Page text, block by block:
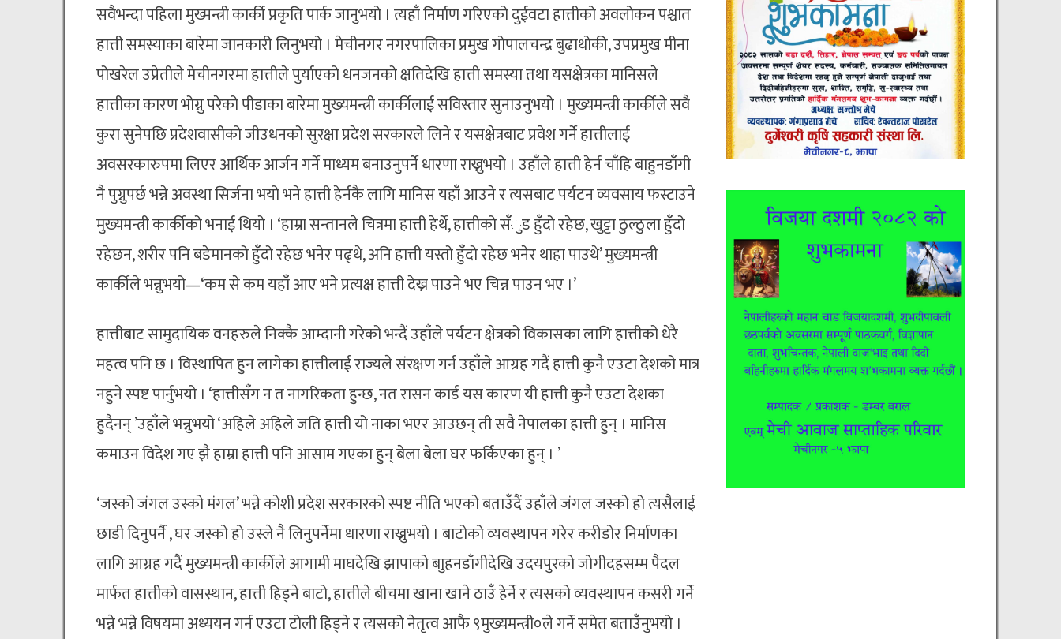
सवैभन्दा पहिला मुख्मन्त्री कार्की प्रकृति पार्क जानुभयो । त्यहाँ निर्माण गरिएको दुईवटा हात्तीको अवलोकन पश्चात
हात्ती समस्याका बारेमा जानकारी लिनुभयो । मेचीनगर नगरपालिका प्रमुख गोपालचन्द्र बुढाथोकी, उपप्रमुख मीना
पोखरेल उप्रेतीले मेचीनगरमा हात्तीले पुर्याएको धनजनको क्षतिदेखि हात्ती समस्या तथा यसक्षेत्रका मानिसले
हात्तीका कारण भोग्नु परेको पीडाका बारेमा मुख्यमन्त्री कार्कीलाई सविस्तार सुनाउनुभयो । मुख्यमन्त्री कार्कीले सवै
कुरा सुनेपछि प्रदेशवासीको जीउधनको सुरक्षा प्रदेश सरकारले लिने र यसक्षेत्रबाट प्रवेश गर्ने हात्तीलाई
अवसरकारुपमा लिएर आर्थिक आर्जन गर्ने माध्यम बनाउनुपर्ने धारणा राख्नुभयो । उहाँले हात्ती हेर्न चाँहि बाहुनडाँगी
नै पुग्नुपर्छ भन्ने अवस्था सिर्जना भयो भने हात्ती हेर्नकै लागि मानिस यहाँ आउने र त्यसबाट पर्यटन व्यवसाय फस्टाउने
मुख्यमन्त्री कार्कीको भनाई थियो । ‘हाम्रा सन्तानले चित्रमा हात्ती हेर्थे, हात्तीको सँुड हुँदो रहेछ, खुट्टा ठुल्ठुला हुँदो
रहेछन, शरीर पनि बडेमानको हुँदो रहेछ भनेर पढ्थे, अनि हात्ती यस्तो हुँदो रहेछ भनेर थाहा पाउथे’ मुख्यमन्त्री
कार्कीले भन्नुभयो—‘कम से कम यहाँ आए भने प्रत्यक्ष हात्ती देख्न पाउने भए चिन्न पाउन भए ।’
हात्तीबाट सामुदायिक वनहरुले निक्कै आम्दानी गरेको भन्दैं उहाँले पर्यटन क्षेत्रको विकासका लागि हात्तीको धेरै
महत्व पनि छ । विस्थापित हुन लागेका हात्तीलाई राज्यले संरक्षण गर्न उहाँले आग्रह गदैं हात्ती कुनै एउटा देशको मात्र
नहुने स्पष्ट पार्नुभयो । ‘हात्तीसँग न त नागरिकता हुन्छ, नत रासन कार्ड यस कारण यी हात्ती कुनै एउटा देशका
हुदैनन् ’उहाँले भन्नुभयो ‘अहिले अहिले जति हात्ती यो नाका भएर आउछन् ती सवै नेपालका हात्ती हुन् । मानिस
कमाउन विदेश गए झै हाम्रा हात्ती पनि आसाम गएका हुन् बेला बेला घर फर्किएका हुन् । ’
‘जस्को जंगल उस्को मंगल’ भन्ने कोशी प्रदेश सरकारको स्पष्ट नीति भएको बताउँदैं उहाँले जंगल जस्को हो त्यसैलाई
छाडी दिनुपर्नै , घर जस्को हो उस्ले नै लिनुपर्नेमा धारणा राख्नुभयो । बाटोको व्यवस्थापन गरेर करीडोर निर्माणका
लागि आग्रह गदैं मुख्यमन्त्री कार्कीले आगामी माघदेखि झापाको बाुहनडाँगीदेखि उदयपुरको जोगीदहसम्म पैदल
मार्फत हात्तीको वासस्थान, हात्ती हिड्ने बाटो, हात्तीले बीचमा खाना खाने ठाउँ हेर्ने र त्यसको व्यवस्थापन कसरी गर्ने
भन्ने भन्ने विषयमा अध्ययन गर्न एउटा टोली हिड्ने र त्यसको नेतृत्व आफै ९मुख्यमन्त्री०ले गर्ने समेत बताउँनुभयो ।